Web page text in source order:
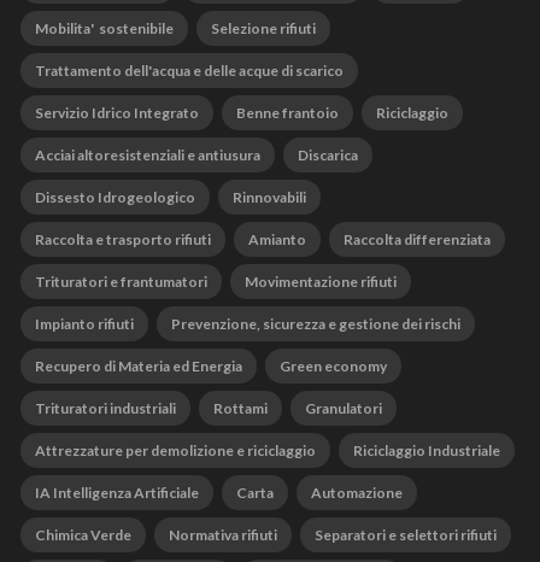
Mobilita' sostenibile Selezione rifiuti
Trattamento dell'acqua e delle acque di scarico
Servizio Idrico Integrato Benne frantoio Riciclaggio
Acciai altoresistenziali e antiusura Discarica
Dissesto Idrogeologico Rinnovabili
Raccolta e trasporto rifiuti Amianto Raccolta differenziata
Trituratori e frantumatori Movimentazione rifiuti
Impianto rifiuti Prevenzione, sicurezza e gestione dei rischi
Recupero di Materia ed Energia Green economy
Trituratori industriali Rottami Granulatori
Attrezzature per demolizione e riciclaggio Riciclaggio Industriale
IA Intelligenza Artificiale Carta Automazione
Chimica Verde Normativa rifiuti Separatori e selettori rifiuti